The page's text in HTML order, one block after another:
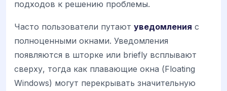
подходов к решению проблемы.
Часто пользователи путают уведомления с
полноценными окнами. Уведомления
появляются в шторке или briefly всплывают
сверху, тогда как плавающие окна (Floating
Windows) могут перекрывать значительную